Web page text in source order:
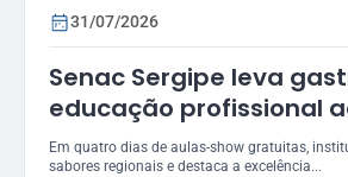
31/07/2026
Senac Sergipe leva
educação profissional
Gastronômico de
Em quatro dias de aulas-show gratuitas,
sabores regionais e destaca a excelência...